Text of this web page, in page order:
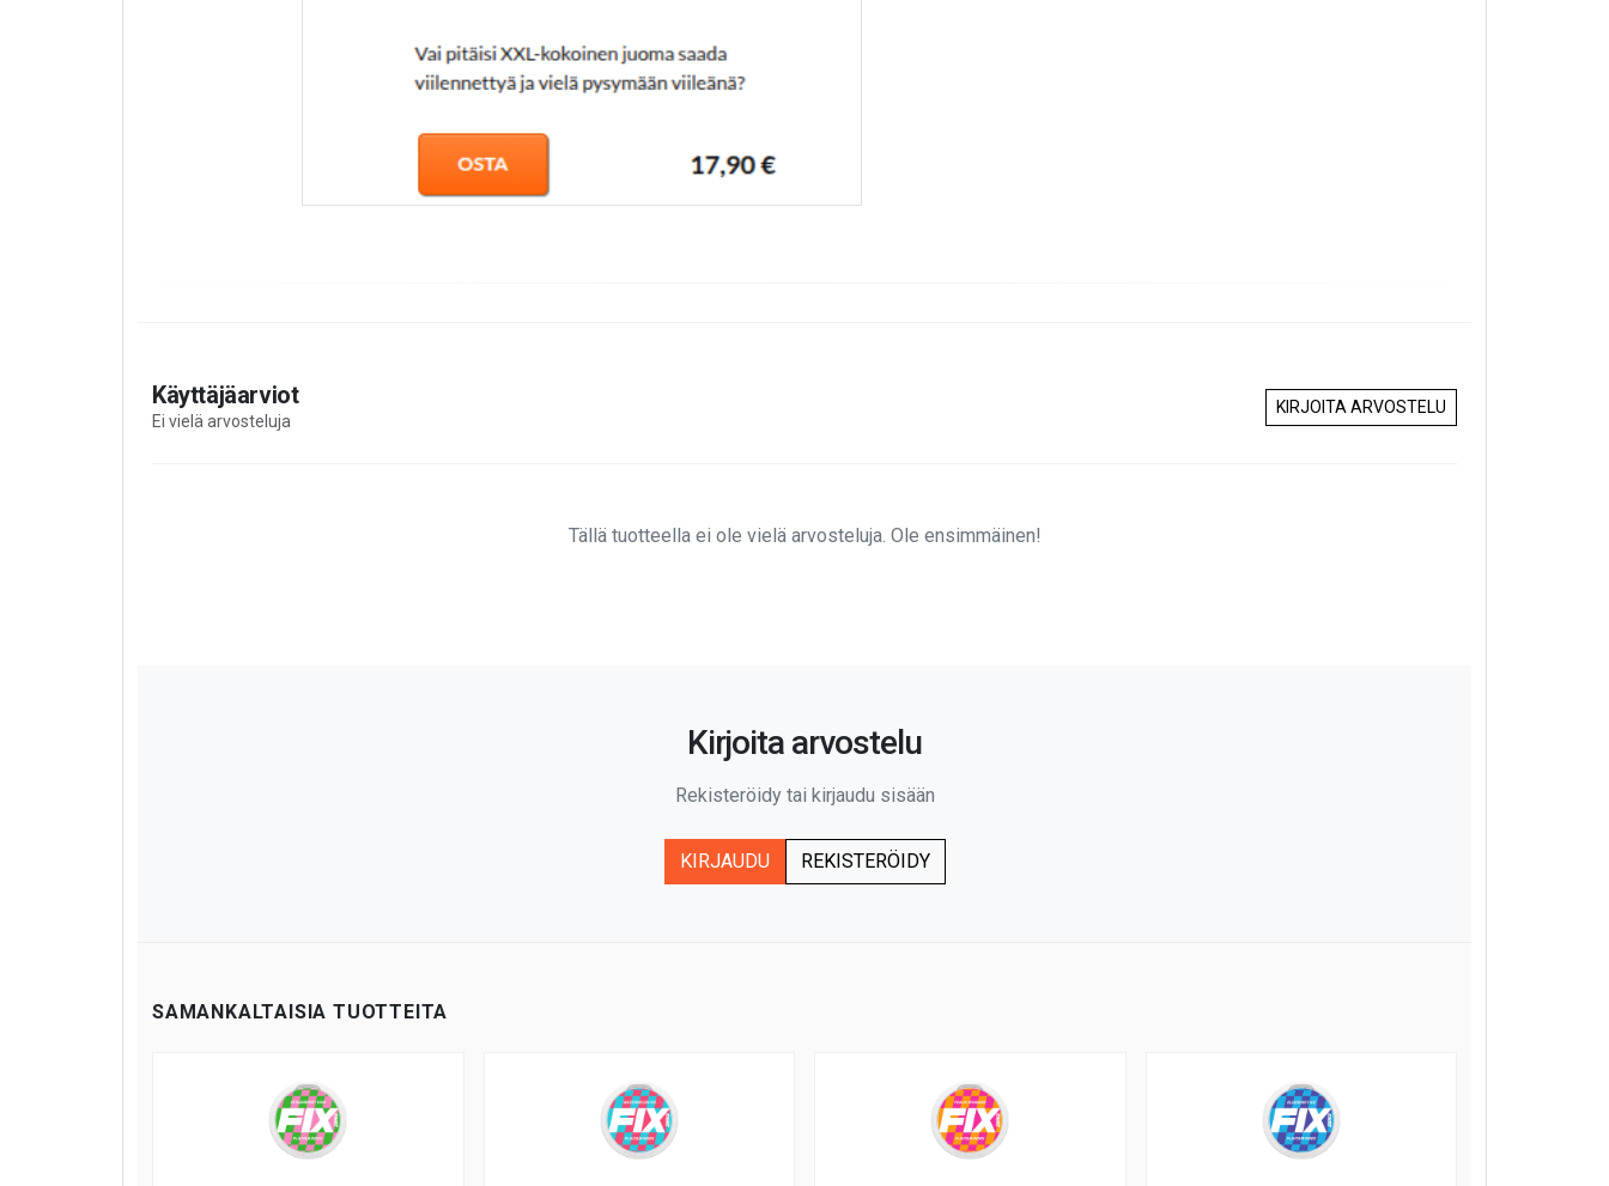
Käyttäjäarviot
Ei vielä arvosteluja
KIRJOITA ARVOSTELU
Tällä tuotteella ei ole vielä arvosteluja. Ole ensimmäinen!
Kirjoita arvostelu
Rekisteröidy tai kirjaudu sisään
KIRJAUDU REKISTERÖIDY
SAMANKALTAISIA TUOTTEITA